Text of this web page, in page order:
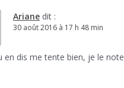
Ariane dit :
30 août 2016 à 17 h 48 min
en dis me tente bien, je le